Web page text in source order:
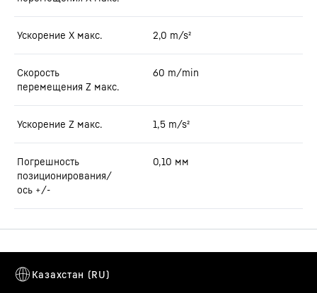
Ускорение X макс. 2,0 m/s²
Скорость
перемещения Z макс.
60 m/min
Ускорение Z макс. 1,5 m/s²
Погрешность
позиционирования/
ось +/-
0,10 мм